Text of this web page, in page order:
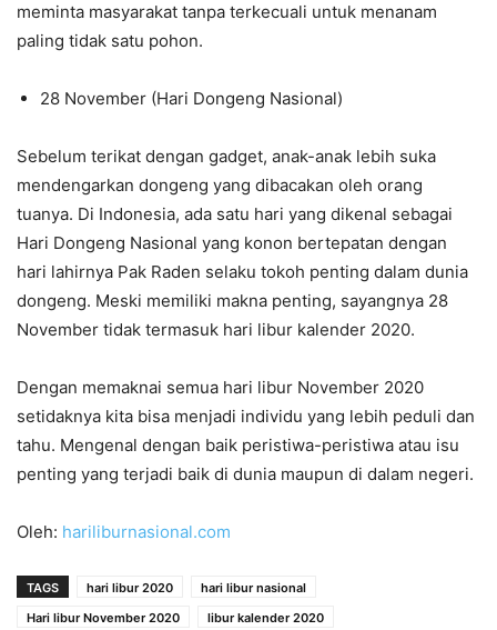
meminta masyarakat tanpa terkecuali untuk menanam
paling tidak satu pohon.
28 November (Hari Dongeng Nasional)
Sebelum terikat dengan gadget, anak-anak lebih suka
mendengarkan dongeng yang dibacakan oleh orang
tuanya. Di Indonesia, ada satu hari yang dikenal sebagai
Hari Dongeng Nasional yang konon bertepatan dengan
hari lahirnya Pak Raden selaku tokoh penting dalam dunia
dongeng. Meski memiliki makna penting, sayangnya 28
November tidak termasuk hari libur kalender 2020.
Dengan memaknai semua hari libur November 2020
setidaknya kita bisa menjadi individu yang lebih peduli dan
tahu. Mengenal dengan baik peristiwa-peristiwa atau isu
penting yang terjadi baik di dunia maupun di dalam negeri.
Oleh: hariliburnasional.com
TAGS hari libur 2020
hari libur nasional
Hari libur November 2020
libur kalender 2020